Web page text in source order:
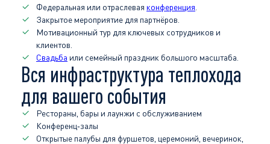
Федеральная или отраслевая конференция
Закрытое мероприятие для партнёров.
Мотивационный тур для ключевых сотрудников и
клиентов.
Свадьба или семейный праздник большого масштаба.
Вся инфраструктура теплохода
для вашего события
Рестораны, бары и лаунжи с обслуживанием
Конференц‑залы
Открытые палубы для фуршетов, церемоний, вечеринок,